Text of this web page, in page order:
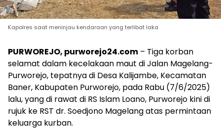
Kapolres saat meninjau kendaraan yang terlibat laka
PURWOREJO, purworejo24.com – Tiga korban
selamat dalam kecelakaan maut di Jalan Magelang-
Purworejo, tepatnya di Desa Kalijambe, Kecamatan
Baner, Kabupaten Purworejo, pada Rabu (7/6/2025)
lalu, yang di rawat di RS Islam Loano, Purworejo kini di
rujuk ke RST dr. Soedjono Magelang atas permintaan
keluarga kurban.